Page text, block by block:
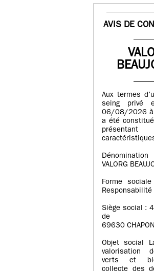
AVIS DE
Aux termes
seing privé
06/08/2026 à
a été
VALORG
Forme
Responsabilité
Siège social :
de
69630
Objet social
valorisation
verts et